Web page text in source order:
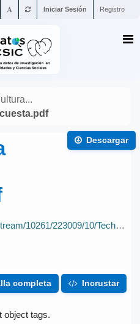
Iniciar Sesión Registro
Descargar
TechnicalDetails_Espa%c3%b1ol%2bEnglish.pdf
completa Incrustar
object tags.